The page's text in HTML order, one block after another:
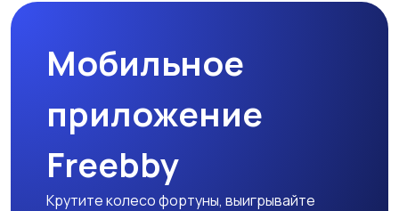
Мобильное
приложение
Freebby
Крутите колесо фортуны, выигрывайте